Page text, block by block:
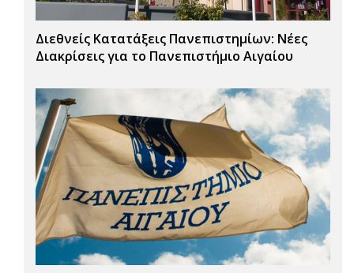
Διεθνείς Κατατάξεις Πανεπιστημίων: Νέες
Διακρίσεις για το Πανεπιστήμιο Αιγαίου